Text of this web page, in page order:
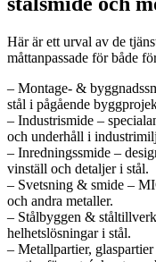
Här är ett urval av de
måttanpassade för både
– Montage- &
stål i pågående
– Industrismide –
och underhåll i
– Inredningssmide –
vinställ och detaljer i stål.
– Svetsning & smide –
och andra metaller.
– Stålbyggen &
helhetslösningar i stål.
– Metallpartier,